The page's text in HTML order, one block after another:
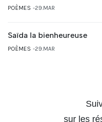
POÈMES 29.MAR
Saïda la bienheureuse
POÈMES 29.MAR
sur les